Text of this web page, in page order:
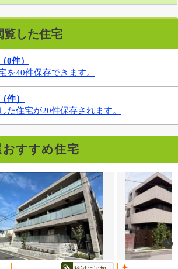
覧した住宅
0件）
を40件保存できます。
件）
た住宅が20件保存されます。
すすめ住宅